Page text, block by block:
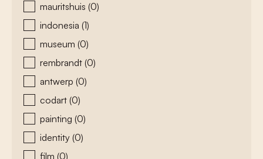
mauritshuis (0)
indonesia (1)
museum (0)
rembrandt (0)
antwerp (0)
codart (0)
painting (0)
identity (0)
film (0)